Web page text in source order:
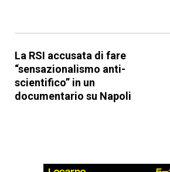
La RSI accusata di fare
“sensazionalismo anti-
scientifico” in un
documentario su Napoli